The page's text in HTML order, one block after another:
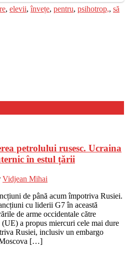
, elevii,învețe, pentru, psihotrop,, să
petrolului rusesc. Ucraina
în estul țării
Vidjean Mihai
de până acum împotriva Rusiei.
cu liderii G7 în această
de arme occidentale către
a propus miercuri cele mai dure
Rusiei, inclusiv un embargo
Moscova […]